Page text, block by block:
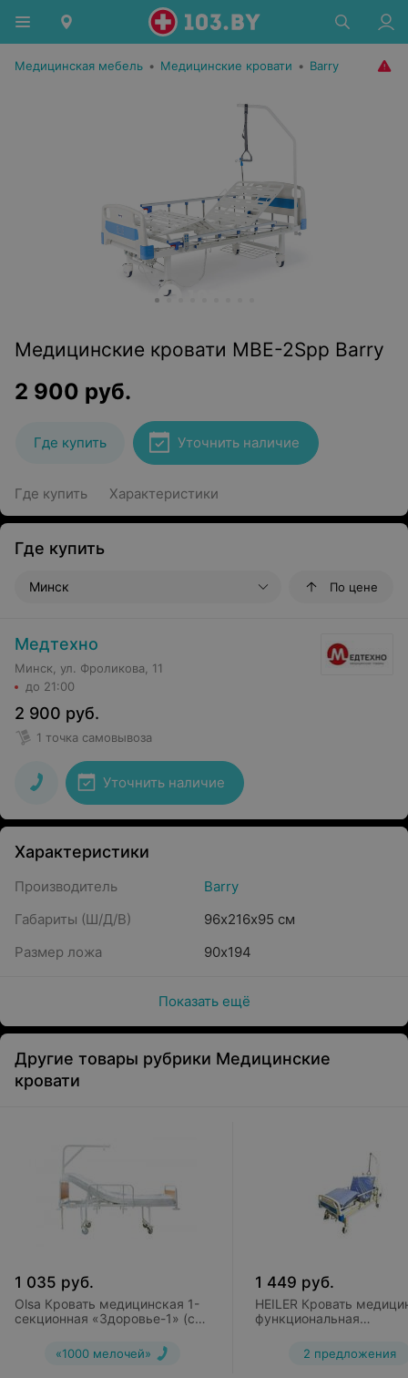
Медицинская мебель • Медицинские кровати • Barry
Медицинские кровати MBE-2Spp Barry
2 900 руб.
Где купить Уточнить наличие
Где купить Характеристики
Где купить
Минск По цене
Медтехно
Минск, ул. Фроликова, 11
до 21:00
2 900 руб.
1 точка самовывоза
Уточнить наличие
Характеристики
Производитель
Barry
Габариты (Ш/Д/В)
96х216х95 см
Размер ложа
90х194
Показать ещё
Другие товары рубрики Медицинские
кровати
1 035 руб.
Olsa Кровать медицинская 1-
секционная «Здоровье-1» (с
«1000 мелочей»
1 449 руб.
HEILER Кровать
функциональная
2 предложения